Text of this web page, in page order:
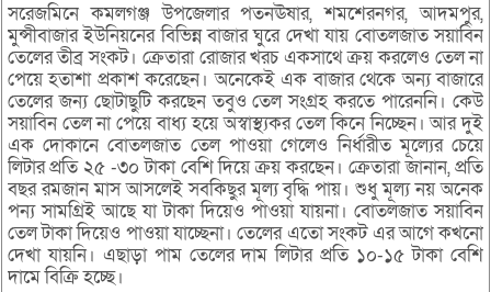
সরেজমিনে কমলগঞ্জ উপজেলার পতনঊষার, শমশেরনগর, আদমপুর,
মুন্সীবাজার ইউনিয়নের বিভিন্ন বাজার ঘুরে দেখা যায় বোতলজাত সয়াবিন
তেলের তীব্র সংকট। ক্রেতারা রোজার খরচ একসাথে ক্রয় করলেও তেল না
পেয়ে হতাশা প্রকাশ করেছেন। অনেকেই এক বাজার থেকে অন্য বাজারে
তেলের জন্য ছোটাছুটি করছেন তবুও তেল সংগ্রহ করতে পারেননি। কেউ
সয়াবিন তেল না পেয়ে বাধ্য হয়ে অস্বাস্থ্যকর তেল কিনে নিচ্ছেন। আর দুই
এক দোকানে বোতলজাত তেল পাওয়া গেলেও নির্ধারীত মূল্যের চেয়ে
লিটার প্রতি ২৫ -৩০ টাকা বেশি দিয়ে ক্রয় করছেন। ক্রেতারা জানান, প্রতি
বছর রমজান মাস আসলেই সবকিছুর মূল্য বৃদ্ধি পায়। শুধু মূল্য নয় অনেক
পন্য সামগ্রিই আছে যা টাকা দিয়েও পাওয়া যায়না। বোতলজাত সয়াবিন
তেল টাকা দিয়েও পাওয়া যাচ্ছেনা। তেলের এতো সংকট এর আগে কখনো
দেখা যায়নি। এছাড়া পাম তেলের দাম লিটার প্রতি ১০-১৫ টাকা বেশি
দামে বিক্রি হচ্ছে।